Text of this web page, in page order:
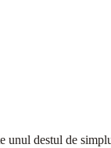
unul destul de